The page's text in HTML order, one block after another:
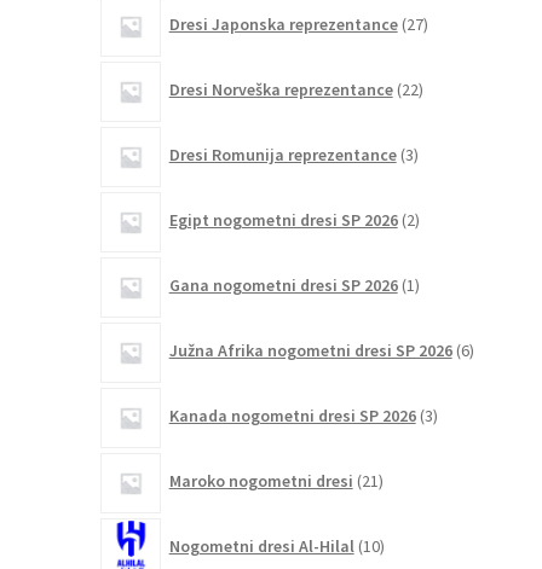
Dresi Japonska reprezentance 27izdelkov
Dresi Norveška reprezentance 22izdelkov
Dresi Romunija reprezentance 3izdelki
Egipt nogometni dresi SP 2026 2izdelka
Gana nogometni dresi SP 2026 1izdelek
Južna Afrika nogometni dresi SP 2026 6izdelkov
Kanada nogometni dresi SP 2026 3izdelki
Maroko nogometni dresi 21izdelkov
Nogometni dresi Al-Hilal 10izdelkov